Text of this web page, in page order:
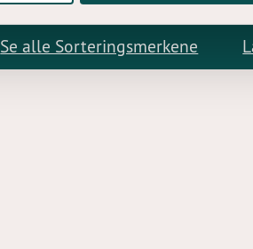
Se alle Sorteringsmerkene